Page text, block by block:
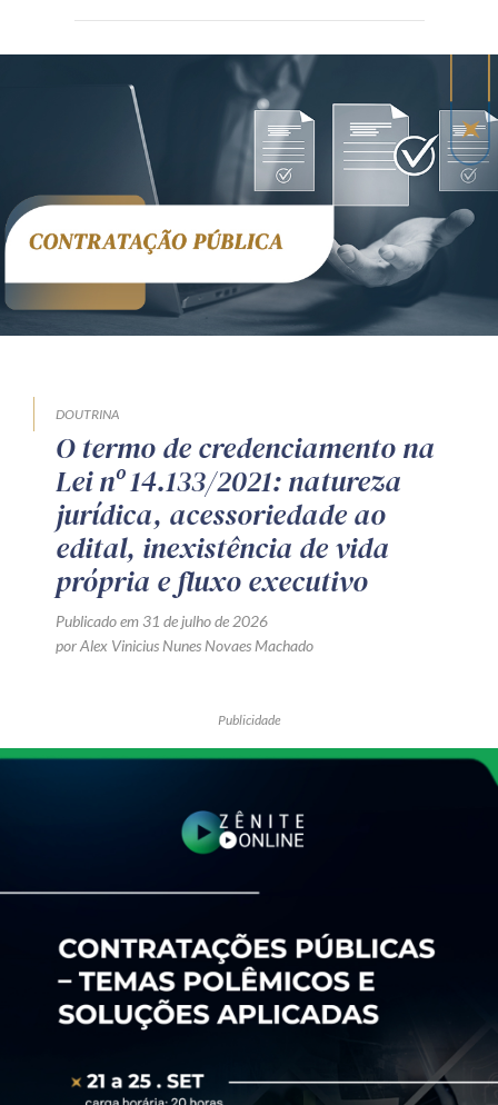
DOUTRINA
O termo de credenciamento na
Lei nº 14.133/2021: natureza
jurídica, acessoriedade ao
edital, inexistência de vida
própria e fluxo executivo
Publicado em 31 de julho de 2026
por Alex Vinicius Nunes Novaes Machado
Publicidade